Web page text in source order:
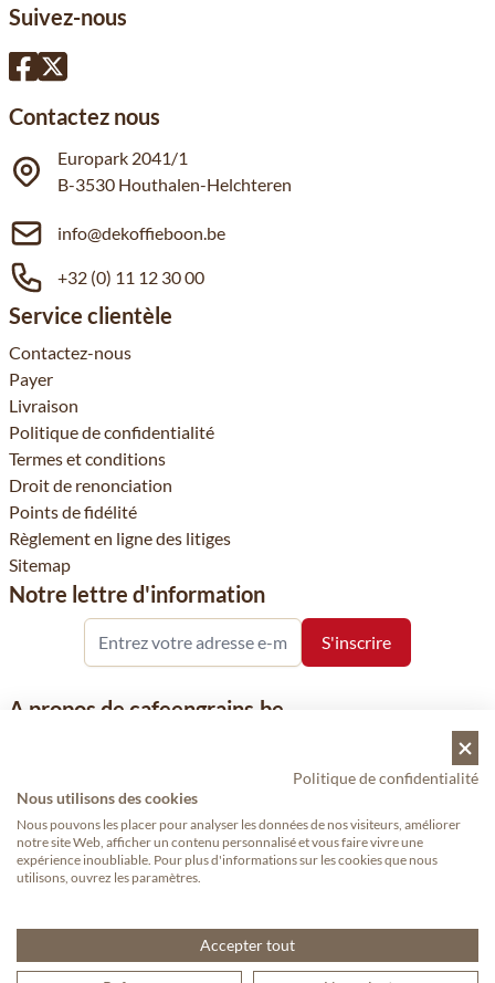
Suivez-nous
Contactez nous
Europark 2041/1
B-3530 Houthalen-Helchteren
info@dekoffieboon.be
+32 (0) 11 12 30 00
Service clientèle
Contactez-nous
Payer
Livraison
Politique de confidentialité
Termes et conditions
Droit de renonciation
Points de fidélité
Règlement en ligne des litiges
Sitemap
Notre lettre d'information
A propos de cafeengrains.be
concentre sur la vente de produits à base de café, de renommée
nationale et internationale, tels que le café, les grains de café, le
café moulu et les dosettes de café, garants de qualité.
made by eWings eCommerce
Politique de confidentialité
Nous utilisons des cookies
Nous pouvons les placer pour analyser les données de nos visiteurs, améliorer
notre site Web, afficher un contenu personnalisé et vous faire vivre une
expérience inoubliable. Pour plus d'informations sur les cookies que nous
utilisons, ouvrez les paramètres.
Accepter tout